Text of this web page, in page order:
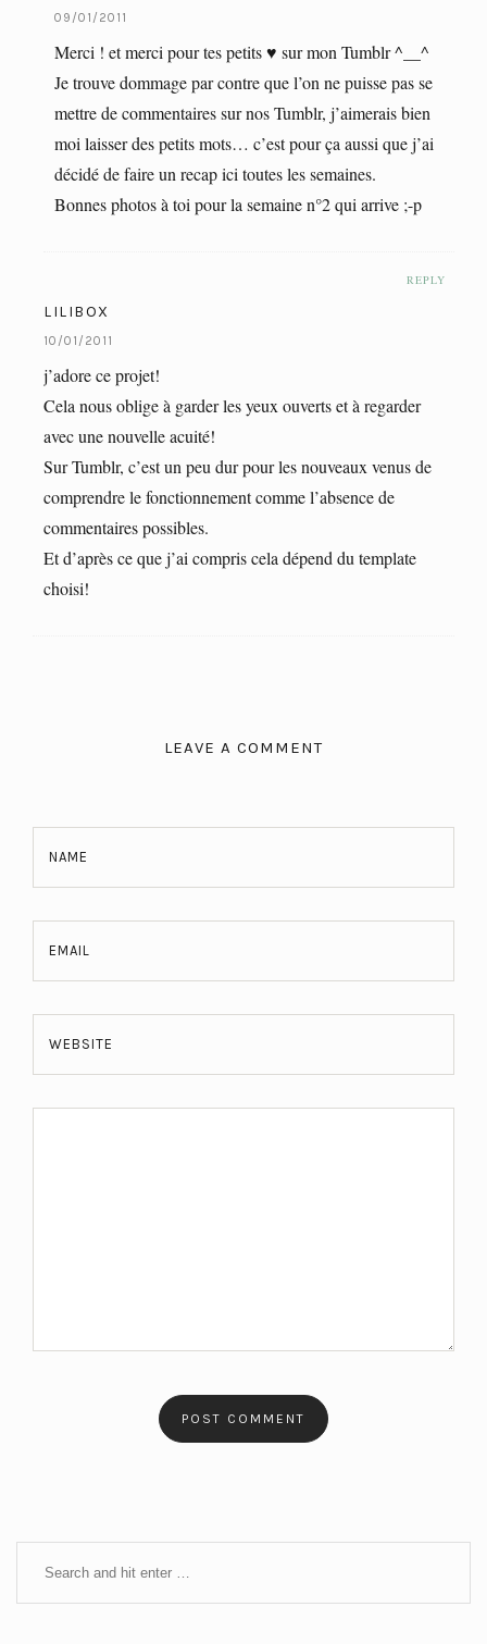
09/01/2011
Merci ! et merci pour tes petits ♥ sur mon Tumblr ^__^
Je trouve dommage par contre que l’on ne puisse pas se
mettre de commentaires sur nos Tumblr, j’aimerais bien
moi laisser des petits mots… c’est pour ça aussi que j’ai
décidé de faire un recap ici toutes les semaines.
Bonnes photos à toi pour la semaine n°2 qui arrive ;-p
REPLY
LILIBOX
10/01/2011
j’adore ce projet!
Cela nous oblige à garder les yeux ouverts et à regarder
avec une nouvelle acuité!
Sur Tumblr, c’est un peu dur pour les nouveaux venus de
comprendre le fonctionnement comme l’absence de
commentaires possibles.
Et d’après ce que j’ai compris cela dépend du template
choisi!
LEAVE A COMMENT
NAME
EMAIL
WEBSITE